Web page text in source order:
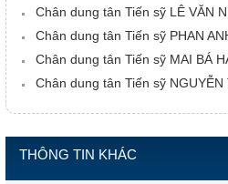
Chân dung tân Tiến sỹ LÊ VĂN
Chân dung tân Tiến sỹ PHAN
Chân dung tân Tiến sỹ MAI BÁ
Chân dung tân Tiến sỹ NGUYỄN
THÔNG TIN KHÁC